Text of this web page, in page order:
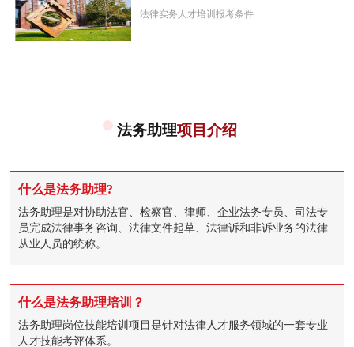
法律实务人才培训报考条件
法务助理项目介绍
什么是法务助理?
法务助理是对协助法官、检察官、律师、企业法务专员、司法专
员完成法律事务咨询、法律文件起草、法律诉和非诉业务的法律
从业人员的统称。
什么是法务助理培训？
法务助理岗位技能培训项目是针对法律人才服务领域的一套专业
人才技能考评体系。